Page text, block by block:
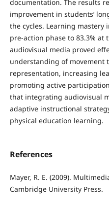
documentation. The results
improvement in students’
the cycles. Learning mastery
pre-action phase to 83.3% at
audiovisual media proved
understanding of movement
representation, increasing
promoting active
that integrating audiovisual
adaptive instructional
physical education learning.
References
Mayer, R. E. (2009).
Cambridge University Press.